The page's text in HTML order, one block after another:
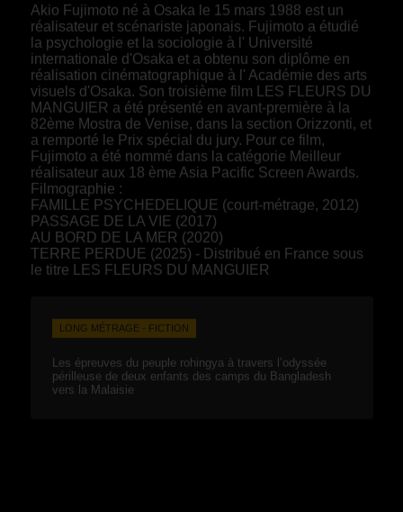
Akio Fujimoto né à Osaka le 15 mars 1988 est un
réalisateur et scénariste japonais. Fujimoto a étudié
la psychologie et la sociologie à l' Université
internationale d'Osaka et a obtenu son diplôme en
réalisation cinématographique à l' Académie des arts
visuels d'Osaka. Son troisième film LES FLEURS DU
MANGUIER a été présenté en avant-première à la
82ème Mostra de Venise, dans la section Orizzonti, et
a remporté le Prix spécial du jury. Pour ce film,
Fujimoto a été nommé dans la catégorie Meilleur
réalisateur aux 18 ème Asia Pacific Screen Awards.
Filmographie :
FAMILLE PSYCHEDELIQUE (court-métrage, 2012)
PASSAGE DE LA VIE (2017)
AU BORD DE LA MER (2020)
TERRE PERDUE (2025) - Distribué en France sous
le titre LES FLEURS DU MANGUIER
LONG MÉTRAGE - FICTION
Les épreuves du peuple rohingya à travers l’odyssée
périlleuse de deux enfants des camps du Bangladesh
vers la Malaisie